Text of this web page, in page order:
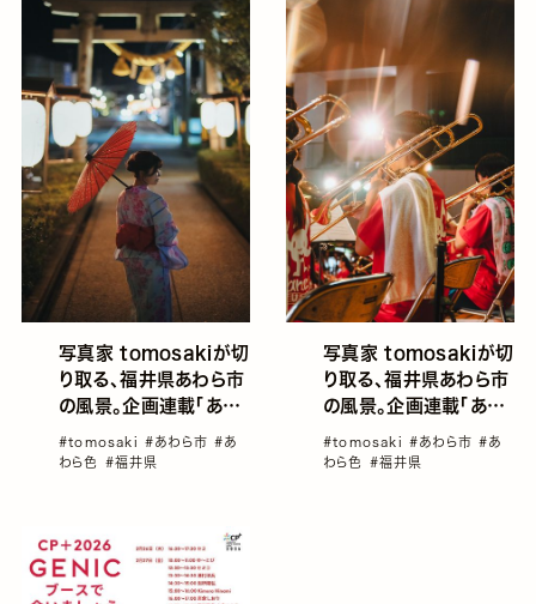
写真家 tomosakiが切
り取る、福井県あわら市
の風景。企画連載「あわ
ら色」Vol.7—歴史とぬ
くもりが息づく、あわら
#tomosaki #あわら市#あ
わら色 #福井県
写真家 tomosakiが切
り取る、福井県あわら市
の風景。企画連載「あわ
ら色」Vol.6—季節の実
りとともに育つ、あわら
#tomosaki #あわら市#あ
わら色 #福井県